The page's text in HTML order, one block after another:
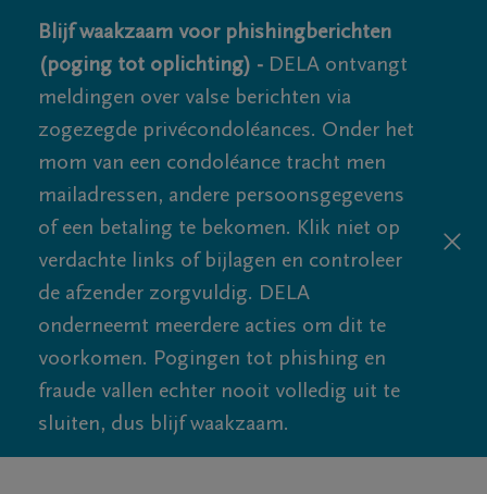
Blijf waakzaam voor phishingberichten
(poging tot oplichting) - DELA ontvangt
meldingen over valse berichten via
zogezegde privécondoléances. Onder het
mom van een condoléance tracht men
mailadressen, andere persoonsgegevens
of een betaling te bekomen. Klik niet op
verdachte links of bijlagen en controleer
de afzender zorgvuldig. DELA
onderneemt meerdere acties om dit te
voorkomen. Pogingen tot phishing en
fraude vallen echter nooit volledig uit te
sluiten, dus blijf waakzaam.